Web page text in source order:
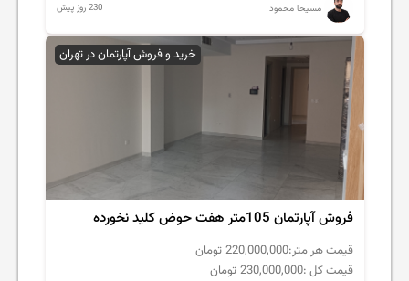
مسیحا محمود 230 روز پیش
خرید و فروش آپارتمان در تهران
فروش آپارتمان 105متر هفت حوض کلید نخورده
قیمت هر متر:220,000,000 تومان
قیمت کل :230,000,000 تومان